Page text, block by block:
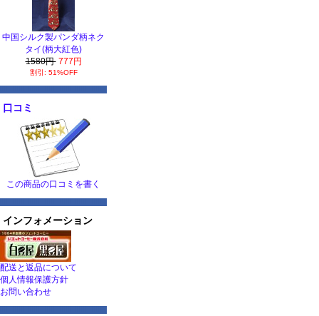
中国シルク製パンダ柄ネク
タイ(柄大紅色)
1580円 777円
割引: 51%OFF
口コミ
この商品の口コミを書く
インフォメーション
配送と返品について
個人情報保護方針
お問い合わせ